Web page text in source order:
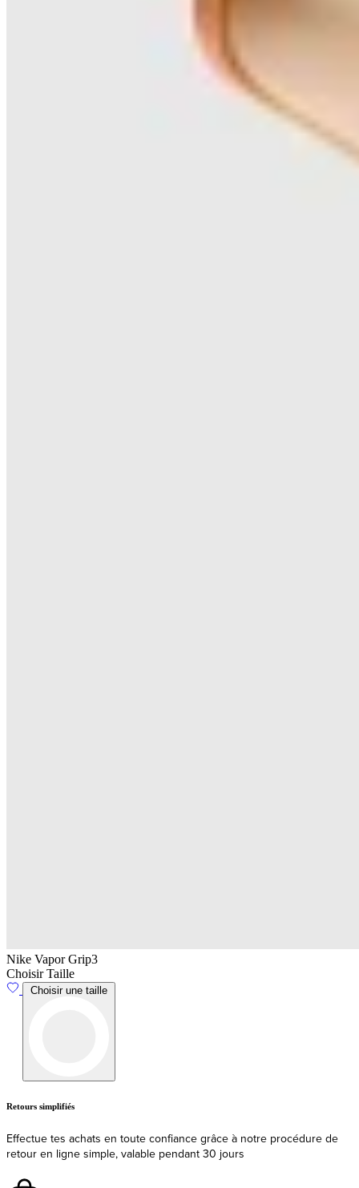
Nike Vapor Grip3
Choisir Taille
Choisir une taille
Livraison
Expédition et livraison rapides depuis l'UE